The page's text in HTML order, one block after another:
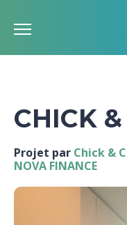
CHICK
Projet par Chick &
NOVA FINANCE